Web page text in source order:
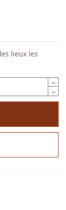
lieux les